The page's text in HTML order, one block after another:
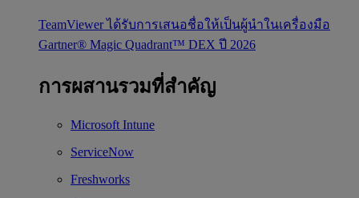
TeamViewer ได้รับการเสนอชื่อให้เป็นผู้นำในเครื่องมือ
Gartner® Magic Quadrant™ DEX ปี 2026
การผสานรวมที่สำคัญ
Microsoft Intune
ServiceNow
Freshworks